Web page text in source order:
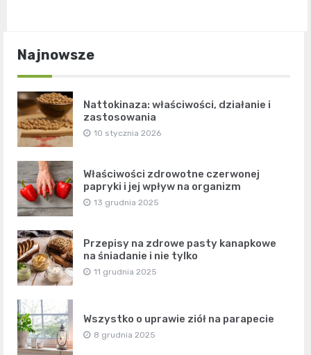
Najnowsze
Nattokinaza: właściwości, działanie i
zastosowania
10 stycznia 2026
Właściwości zdrowotne czerwonej
papryki i jej wpływ na organizm
13 grudnia 2025
Przepisy na zdrowe pasty kanapkowe
na śniadanie i nie tylko
11 grudnia 2025
Wszystko o uprawie ziół na parapecie
8 grudnia 2025